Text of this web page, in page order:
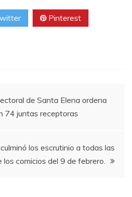
Pinterest
de Santa Elena ordena
74 juntas receptoras
los escrutinio a todas las
los comicios del 9 de febrero.